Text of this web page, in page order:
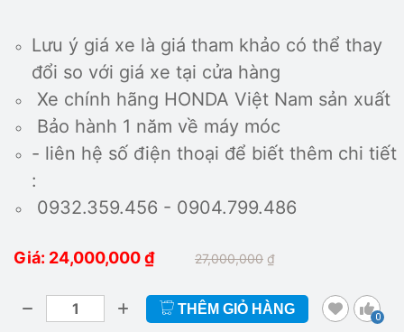
Lưu ý giá xe là giá tham khảo có thể thay
đổi so với giá xe tại cửa hàng
Xe chính hãng HONDA Việt Nam sản xuất
Bảo hành 1 năm về máy móc
- liên hệ số điện thoại để biết thêm chi tiết
:
0932.359.456 - 0904.799.486
Giá: 24,000,000₫ 27,000,000 ₫
THÊM GIỎ HÀNG
0